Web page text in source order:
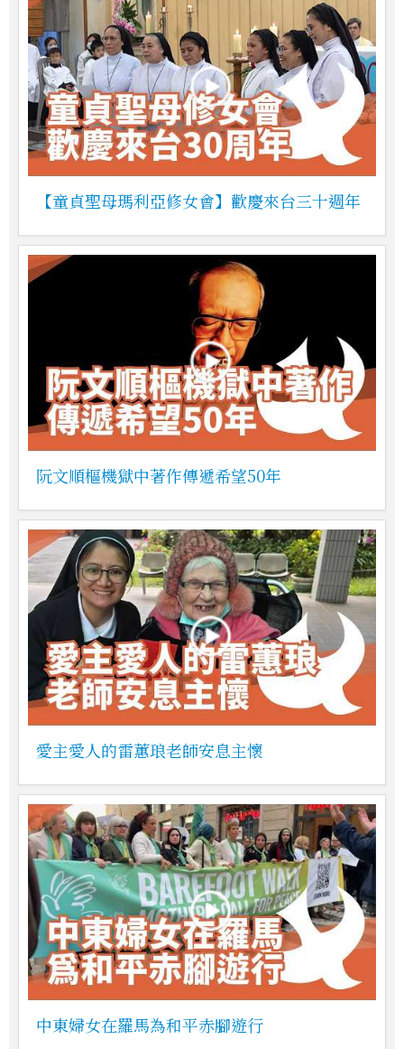
【童貞聖母瑪利亞修女會】歡慶來台三十週年
阮文順樞機獄中著作傳遞希望50年
愛主愛人的雷蕙琅老師安息主懷
中東婦女在羅馬為和平赤腳遊行